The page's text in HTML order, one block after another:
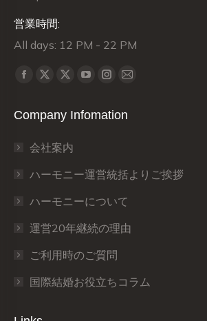
営業時間:
All days: 12 PM - 22 PM
Find us on:
Facebook
opens
new
window
X
opens
new
window
X
opens
new
window
YouTube
opens
window
Instagram
opens
window
Mail
opens
window
Company Infomation
会社案内
ハーモニー運営統括よりご挨拶
ハーモニーについて
運営20年継続の理由
ご利用時のご質問
国際結婚お役立ちコラム